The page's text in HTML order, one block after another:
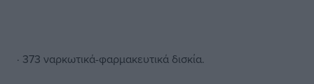
· 373 ναρκωτικά-φαρμακευτικά δισκία.